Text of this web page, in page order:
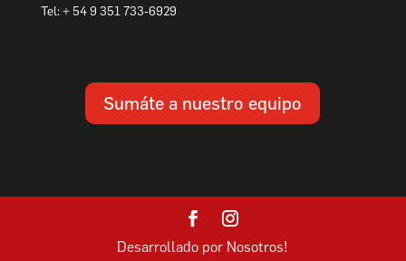
Tel: + 54 9 351 733-6929
Sumáte a nuestro equipo
Desarrollado por Nosotros!